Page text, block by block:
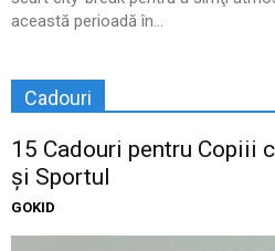
această perioadă în...
Cadouri
15 Cadouri pentru Copiii
și Sportul
GOKID